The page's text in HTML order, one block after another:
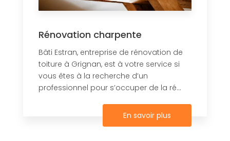
Rénovation charpente
Bâti Estran, entreprise de rénovation de
toiture à Grignan, est à votre service si
vous êtes à la recherche d’un
professionnel pour s’occuper de la ré...
En savoir plus